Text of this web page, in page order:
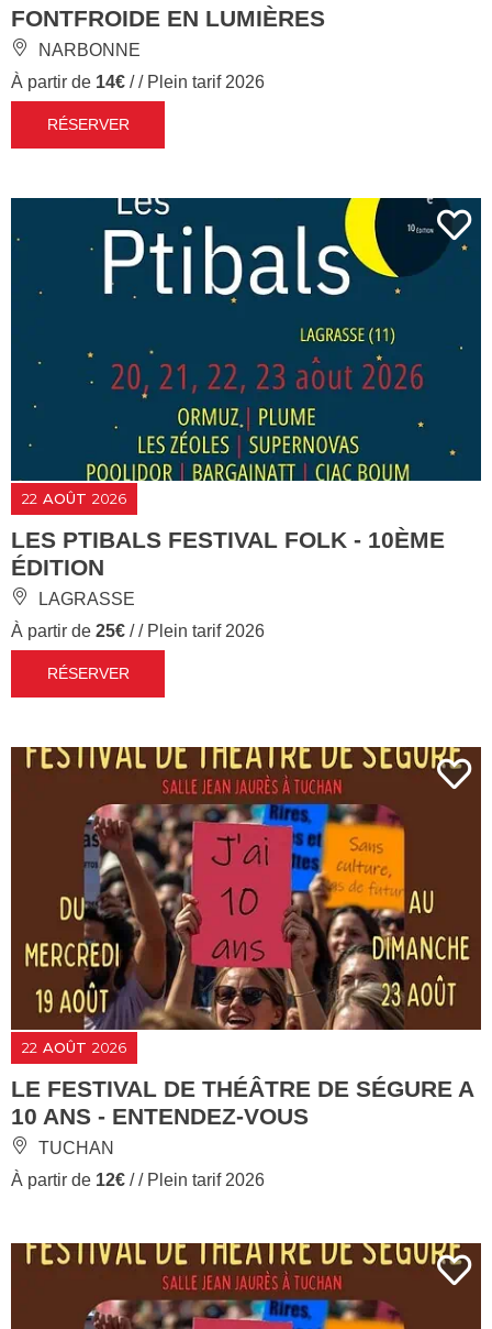
FONTFROIDE EN LUMIÈRES
NARBONNE
À partir de 14€ / / Plein tarif 2026
RÉSERVER
22 AOÛT 2026
LES PTIBALS FESTIVAL FOLK - 10ÈME
ÉDITION
LAGRASSE
À partir de 25€ / / Plein tarif 2026
RÉSERVER
22 AOÛT 2026
LE FESTIVAL DE THÉÂTRE DE SÉGURE A
10 ANS - ENTENDEZ-VOUS
TUCHAN
À partir de 12€ / / Plein tarif 2026